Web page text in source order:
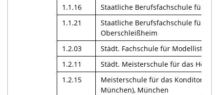
1.1.16
Staatliche Berufsfachschule für
1.1.21
Staatliche Berufsfachschule für
Oberschleißheim
1.2.03
Städt. Fachschule für Modellistik
1.2.11
Städt. Meisterschule für das
1.2.15
Meisterschule für das
München), München